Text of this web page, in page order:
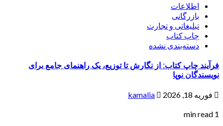
اطلاعات
بازرگانی
تبلیغاتی و تجارت
چاپ کتاب
دسته‌بندی نشده
فرآیند چاپ کتاب: از نگارش تا توزیع، یک راهنمای جامع برای
نویسندگان نوپا
فوریه 18, 2026 kamalia
1 min read